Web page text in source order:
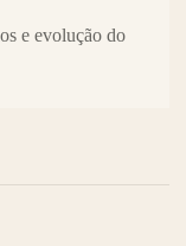
e evolução do